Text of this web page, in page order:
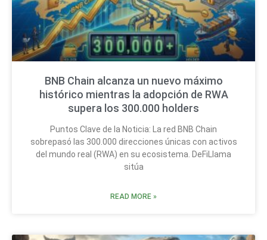
BNB Chain alcanza un nuevo máximo
histórico mientras la adopción de RWA
supera los 300.000 holders
Puntos Clave de la Noticia: La red BNB Chain
sobrepasó las 300.000 direcciones únicas con activos
del mundo real (RWA) en su ecosistema. DeFiLlama
sitúa
READ MORE »